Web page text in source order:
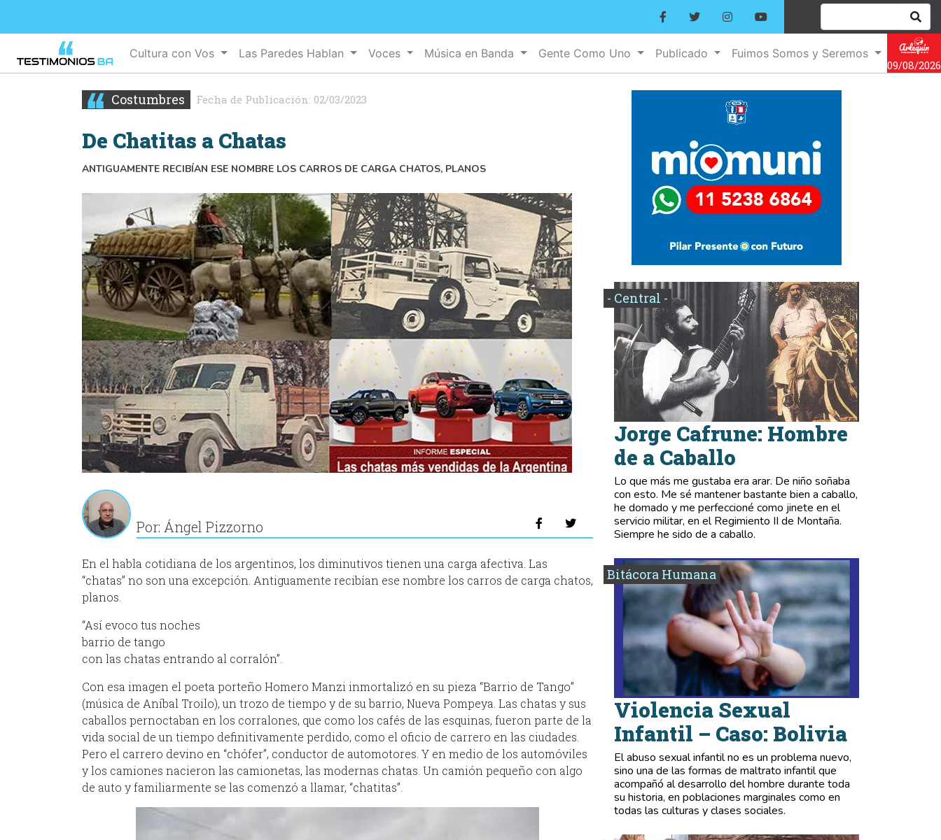
Cultura con Vos Las Paredes Hablan Voces Música en Banda Gente Como Uno Publicado
Fuimos Somos y Seremos
09/08/2026
Costumbres Fecha de Publicación: 02/03/2023
De Chatitas a Chatas
ANTIGUAMENTE RECIBÍAN ESE NOMBRE LOS CARROS DE CARGA CHATOS, PLANOS
Por: Ángel Pizzorno
En el habla cotidiana de los argentinos, los diminutivos tienen una carga afectiva. Las
“chatas” no son una excepción. Antiguamente recibían ese nombre los carros de carga chatos,
planos.
“Así evoco tus noches
barrio de tango
con las chatas entrando al corralón”.
Con esa imagen el poeta porteño Homero Manzi inmortalizó en su pieza “Barrio de Tango”
(música de Aníbal Troilo), un trozo de tiempo y de su barrio, Nueva Pompeya. Las chatas y sus
caballos pernoctaban en los corralones, que como los cafés de las esquinas, fueron parte de la
vida social de un tiempo definitivamente perdido, como el oficio de carrero en las ciudades.
Pero el carrero devino en “chófer”, conductor de automotores. Y en medio de los automóviles
y los camiones nacieron las camionetas, las modernas chatas. Un camión pequeño con algo
de auto y familiarmente se las comenzó a llamar, “chatitas”.
- Central -
Jorge Cafrune: Hombre
de a Caballo
Lo que más me gustaba era arar. De niño soñaba
con esto. Me sé mantener bastante bien a caballo,
he domado y me perfeccioné como jinete en el
servicio militar, en el Regimiento II de Montaña.
Siempre he sido de a caballo.
Bitácora Humana
Violencia Sexual
Infantil – Caso: Bolivia
El abuso sexual infantil no es un problema nuevo,
sino una de las formas de maltrato infantil que
acompañó al desarrollo del hombre durante toda
su historia, en poblaciones marginales como en
todas las culturas y clases sociales.